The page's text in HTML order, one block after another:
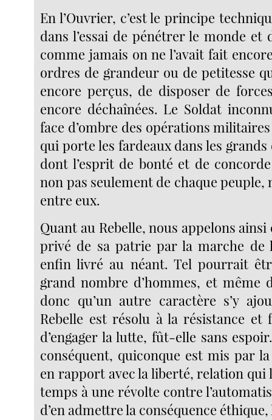
En l’Ouvrier, c’est le principe
dans l’essai de pénétrer le monde
comme jamais on ne l’avait fait
ordres de grandeur ou de petitesse
encore perçus, de disposer de
encore déchaînées. Le Soldat
face d’ombre des opérations
qui porte les fardeaux dans les
dont l’esprit de bonté et de
non pas seulement de chaque peuple,
entre eux.
Quant au Rebelle, nous appelons
privé de sa patrie par la marche de
enfin livré au néant. Tel pourrait
grand nombre d’hommes, et
donc qu’un autre caractère s’y
Rebelle est résolu à la résistance et
d’engager la lutte, fût-elle sans
conséquent, quiconque est mis par
en rapport avec la liberté, relation qui
temps à une révolte contre
d’en admettre la conséquence